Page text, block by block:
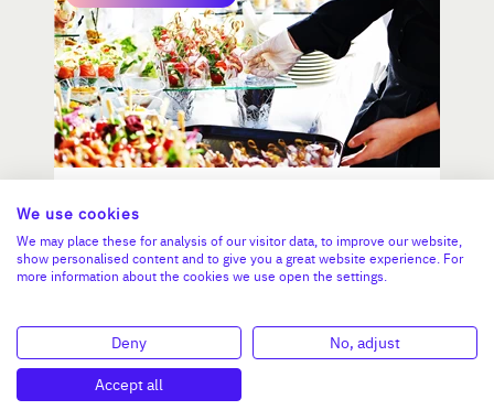
RESTAURANT BORD DE MER
Valeur demandée :750 000 €
N°18773
We use cookies
We may place these for analysis of our visitor data, to improve our website,
show personalised content and to give you a great website experience. For
more information about the cookies we use open the settings.
Deny
No, adjust
Accept all